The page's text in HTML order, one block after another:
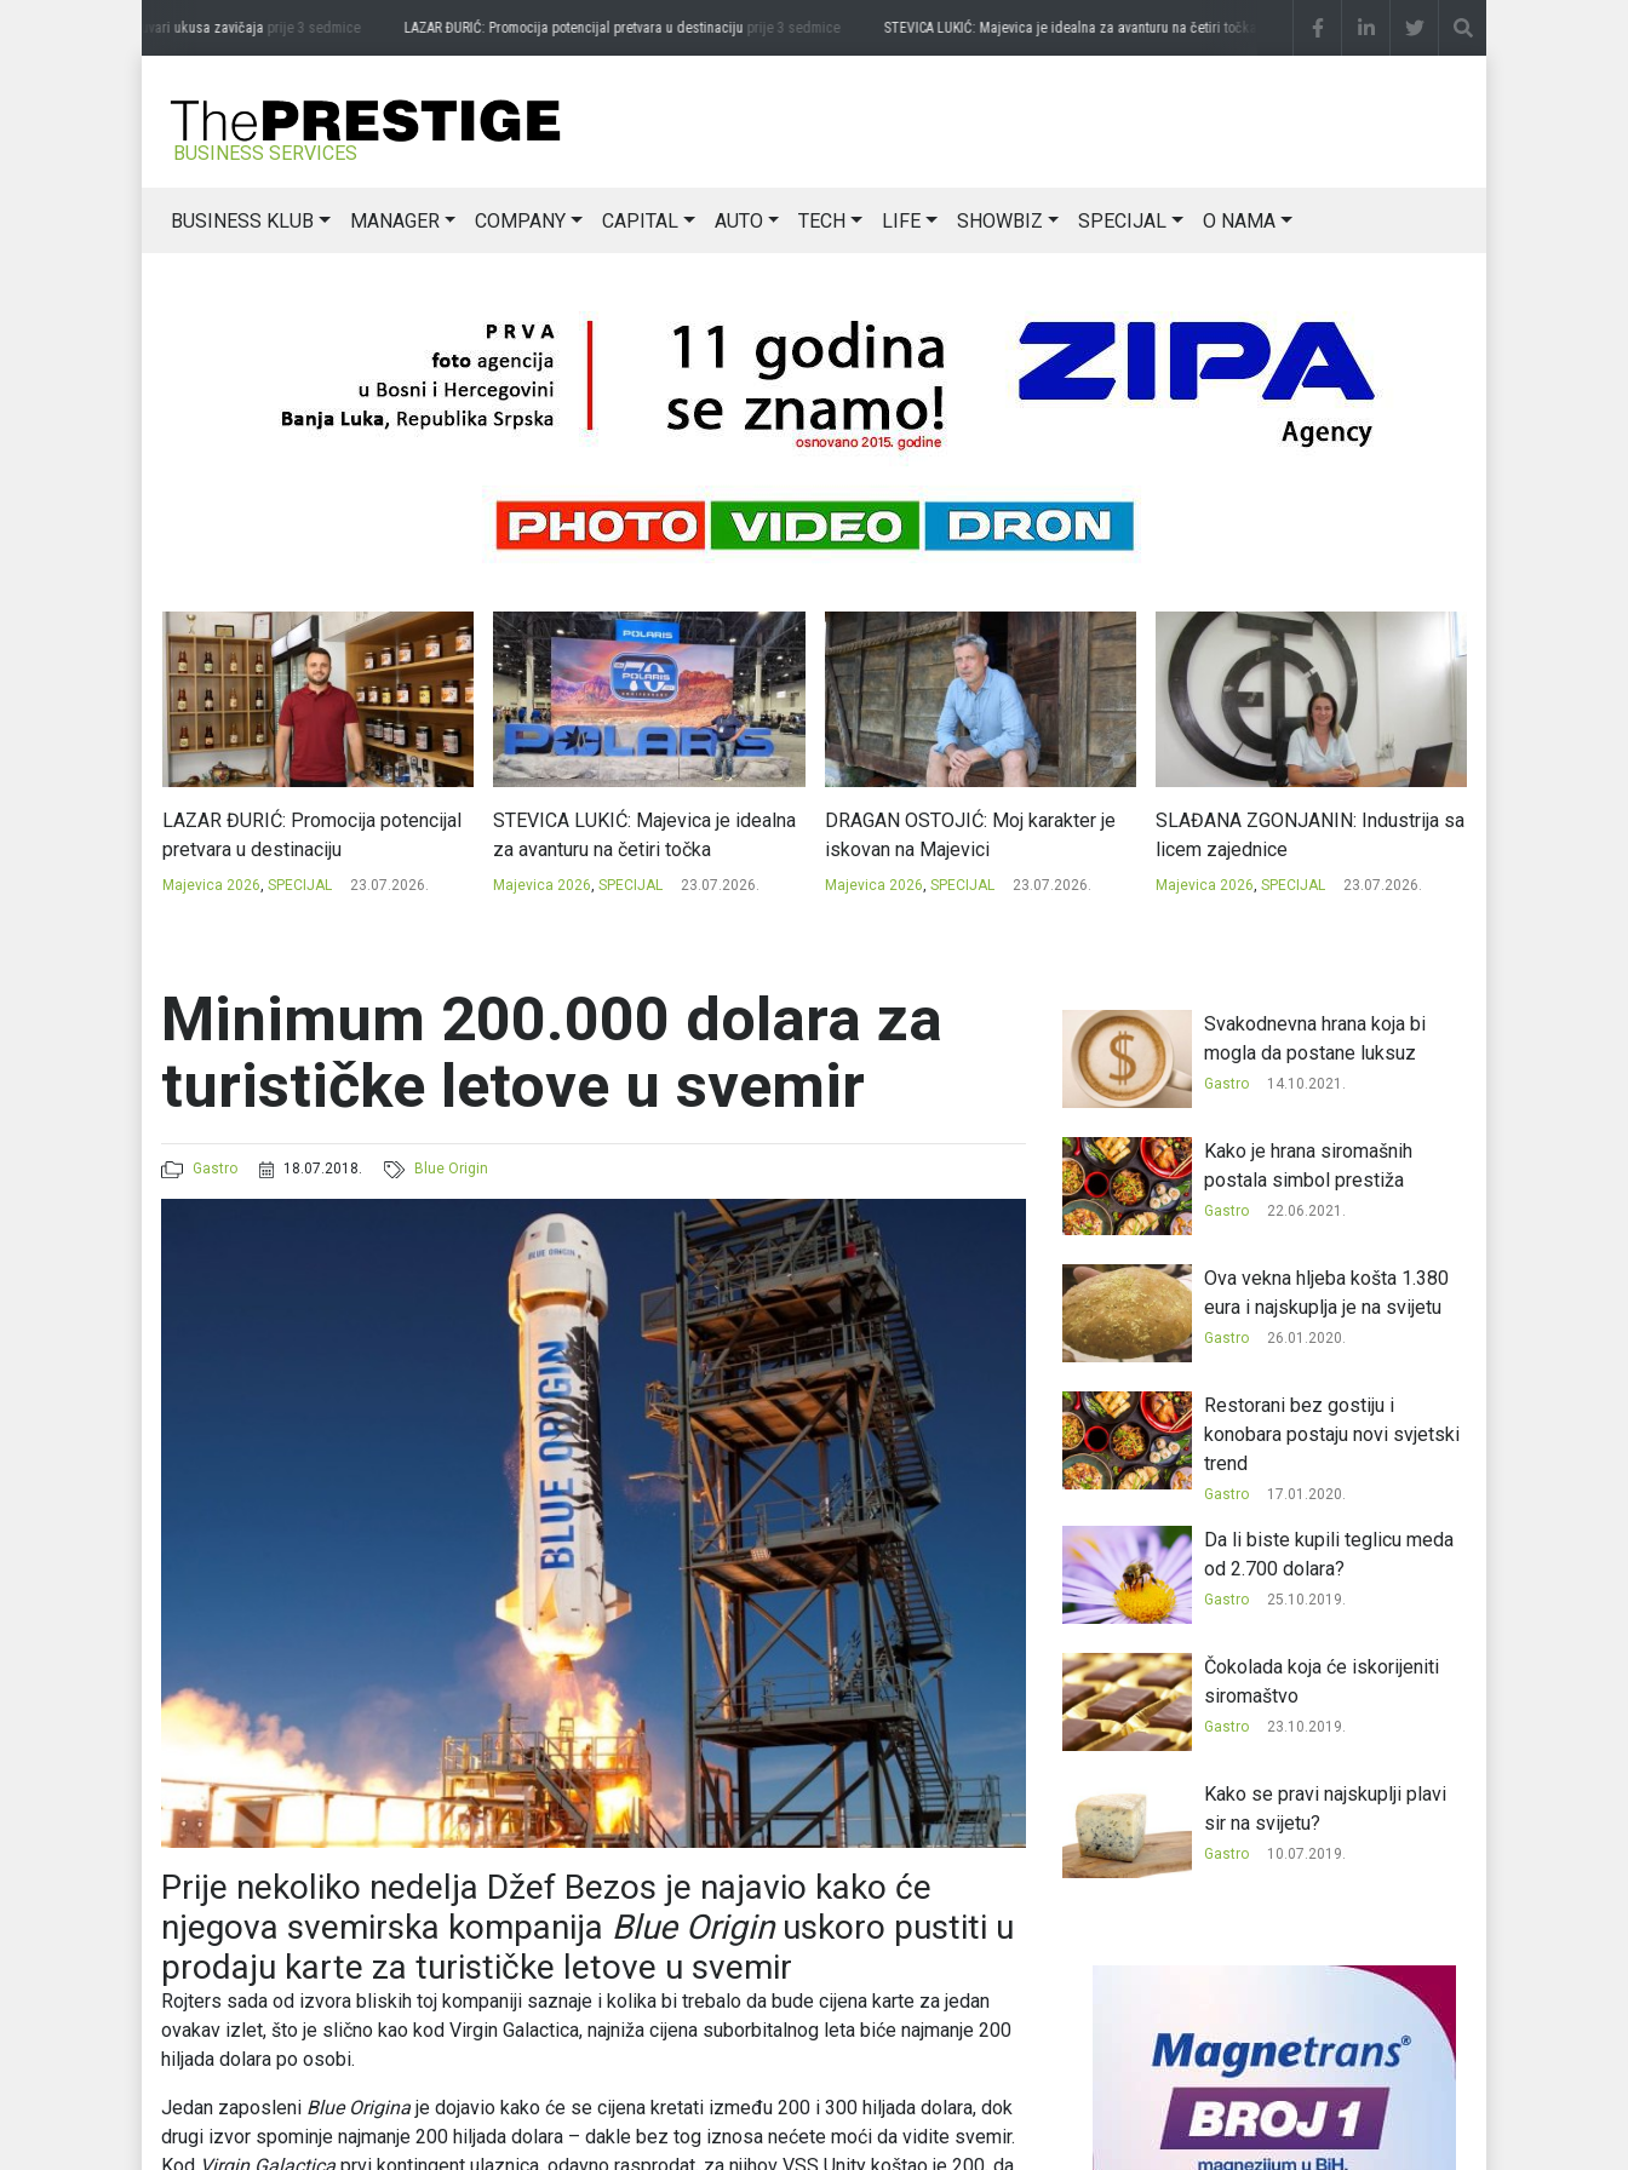
MIĆANOVIĆ: Čuvari ukusa zavičajaprije 3 sedmice LAZAR ĐURIĆ: Promocija potencijal pretvara u destinacijuprije 3 sedmice STEVICA LUKIĆ: Majevica je idealna za avanturu na četiri točkaprije 3 sedmice DRAGAN OSTOJIĆ: Moj karakter je
BUSINESS SERVICES
BUSINESS KLUB MANAGER COMPANY CAPITAL AUTO TECH LIFE SHOWBIZ SPECIJAL O NAMA
LAZAR ĐURIĆ: Promocija potencijal
pretvara u destinaciju
Majevica 2026, SPECIJAL 23.07.2026.
STEVICA LUKIĆ: Majevica je idealna
za avanturu na četiri točka
Majevica 2026, SPECIJAL 23.07.2026.
DRAGAN OSTOJIĆ: Moj karakter je
iskovan na Majevici
Majevica 2026, SPECIJAL 23.07.2026.
SLAĐANA ZGONJANIN: Industrija sa
licem zajednice
Majevica 2026, SPECIJAL 23.07.2026.
Minimum 200.000 dolara za
turističke letove u svemir
Gastro 18.07.2018. Blue Origin
Prije nekoliko nedelja Džef Bezos je najavio kako će
njegova svemirska kompanija Blue Origin uskoro pustiti u
prodaju karte za turističke letove u svemir
Rojters sada od izvora bliskih toj kompaniji saznaje i kolika bi trebalo da bude cijena karte za jedan
ovakav izlet, što je slično kao kod Virgin Galactica, najniža cijena suborbitalnog leta biće najmanje 200
hiljada dolara po osobi.
Jedan zaposleni Blue Origina je dojavio kako će se cijena kretati između 200 i 300 hiljada dolara, dok
drugi izvor spominje najmanje 200 hiljada dolara – dakle bez tog iznosa nećete moći da vidite svemir.
Svakodnevna hrana koja bi
mogla da postane luksuz
Gastro 14.10.2021.
Kako je hrana siromašnih
postala simbol prestiža
Gastro 22.06.2021.
Ova vekna hljeba košta 1.380
eura i najskuplja je na svijetu
Gastro 26.01.2020.
Restorani bez gostiju i
konobara postaju novi svjetski
trend
Gastro 17.01.2020.
Da li biste kupili teglicu meda
od 2.700 dolara?
Gastro 25.10.2019.
Čokolada koja će iskorijeniti
siromaštvo
Gastro 23.10.2019.
Kako se pravi najskuplji plavi
sir na svijetu?
Gastro 10.07.2019.